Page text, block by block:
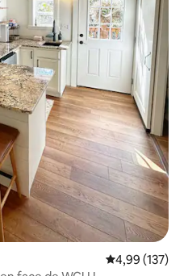
Évaluation
4,99 (137)